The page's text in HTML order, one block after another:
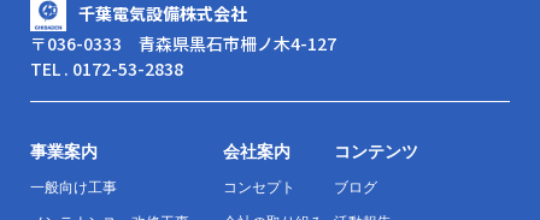
千葉電気設備株式会社
〒036-0333 青森県黒石市柵ノ木4-127
TEL . 0172-53-2838
事業案内
一般向け工事
会社案内
コンセプト
コンテンツ
ブログ